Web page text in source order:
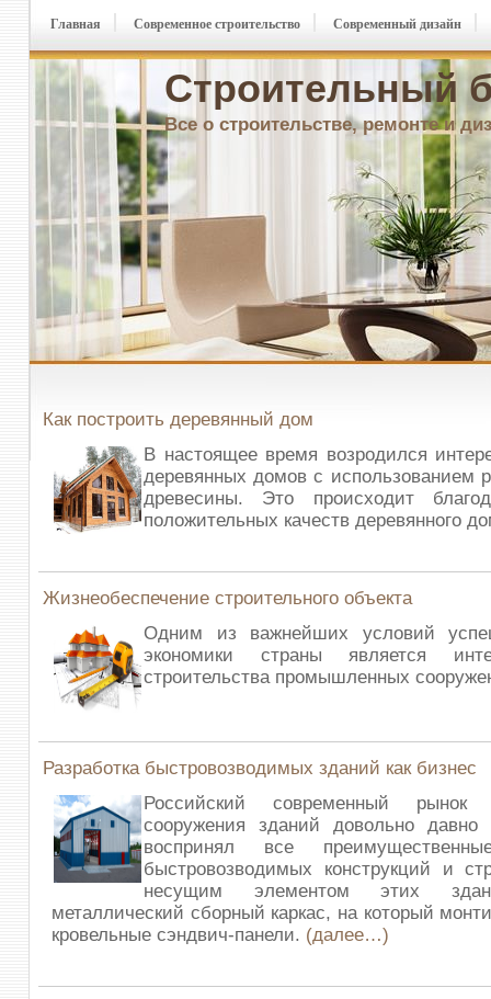
Строительный
Все о строительстве, ремонте и
Главная Современное строительство Современный дизайн
Как построить деревянный дом
В настоящее время возродился
деревянных домов с использованием
древесины. Это происходит
положительных качеств деревянного
Жизнеобеспечение строительного объекта
Одним из важнейших условий
экономики страны является
строительства промышленных
Разработка быстровозводимых зданий как бизнес
Российский современный рынок
сооружения зданий довольно давно
воспринял все
быстровозводимых конструкций и
несущим элементом этих
металлический сборный каркас, на который
кровельные сэндвич-панели. (далее…)